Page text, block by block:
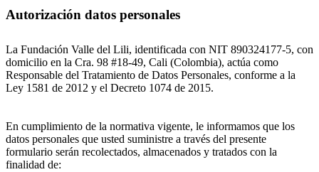
Autorización datos personales
La Fundación Valle del Lili, identificada con NIT 890324177-5, con
domicilio en la Cra. 98 #18-49, Cali (Colombia), actúa como
Responsable del Tratamiento de Datos Personales, conforme a la
Ley 1581 de 2012 y el Decreto 1074 de 2015.
En cumplimiento de la normativa vigente, le informamos que los
datos personales que usted suministre a través del presente
formulario serán recolectados, almacenados y tratados con la
finalidad de: